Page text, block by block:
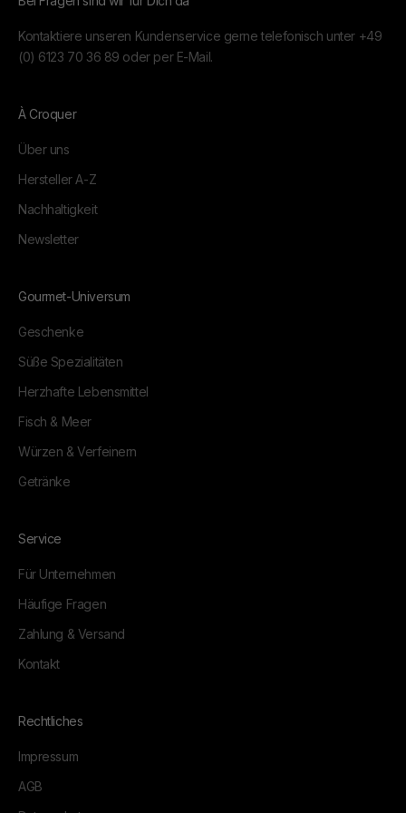
Kontaktiere unseren Kundenservice gerne telefonisch unter +49
(0) 6123 70 36 89 oder per E-Mail.
À Croquer
Über uns
Hersteller A-Z
Nachhaltigkeit
Newsletter
Gourmet-Universum
Geschenke
Süße Spezialitäten
Herzhafte Lebensmittel
Fisch & Meer
Würzen & Verfeinern
Getränke
Service
Für Unternehmen
Häufige Fragen
Zahlung & Versand
Kontakt
Rechtliches
Impressum
AGB